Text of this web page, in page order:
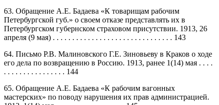
63. Обращение А.Е. Бадаева «К товарищам рабочим
Петербургской губ.» о своем отказе представлять их в
Петербургском губернском страховом присутствии. 1913, 26
апреля (9 мая) . . . . . . . . . . . . . . . . . . . . . . . . . . . . . . . 143
64. Письмо Р.В. Малиновского Г.Е. Зиновьеву в Краков о ходе
его дела по возвращению в Россию. 1913, ранее 1(14) мая . . . .
. . . . . . . . . . . . . . . . 144
65. Обращение А.Е. Бадаева «К рабочим вагонных
мастерских» по поводу нарушения их прав администрацией.